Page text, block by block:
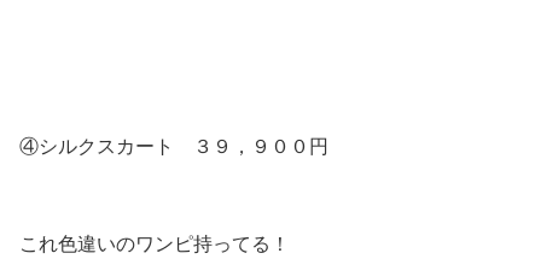
④シルクスカート ３９，９００円
これ色違いのワンピ持ってる！